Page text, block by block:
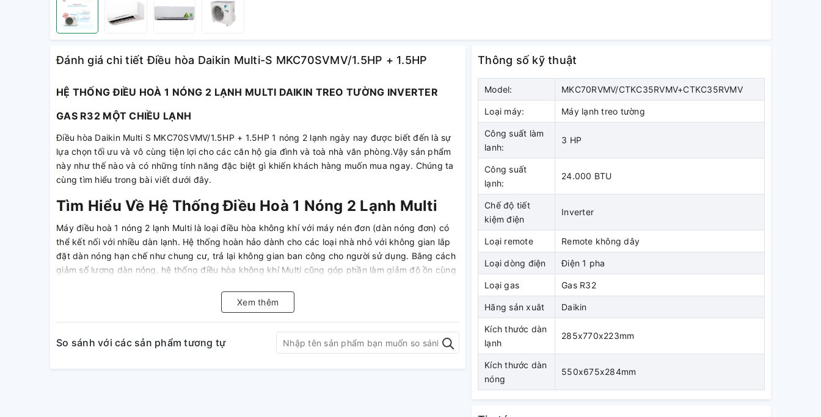
Đánh giá chi tiết Điều hòa Daikin Multi-S MKC70SVMV/1.5HP + 1.5HP
HỆ THỐNG ĐIỀU HOÀ 1 NÓNG 2 LẠNH MULTI DAIKIN TREO TƯỜNG INVERTER
GAS R32 MỘT CHIỀU LẠNH
Điều hòa Daikin Multi S MKC70SVMV/1.5HP + 1.5HP 1 nóng 2 lạnh ngày nay được biết đến là sự
lựa chọn tối ưu và vô cùng tiện lợi cho các căn hộ gia đình và toà nhà văn phòng.Vậy sản phẩm
này như thế nào và có những tính năng đặc biệt gì khiến khách hàng muốn mua ngay. Chúng ta
cùng tìm hiểu trong bài viết dưới đây.
Tìm Hiểu Về Hệ Thống Điều Hoà 1 Nóng 2 Lạnh Multi
Máy điều hoà 1 nóng 2 lạnh Multi là loại điều hòa không khí với máy nén đơn (dàn nóng đơn) có
thể kết nối với nhiều dàn lạnh. Hệ thống hoàn hảo dành cho các loại nhà nhỏ với không gian lắp
đặt dàn nóng hạn chế như chung cư, trả lại không gian ban công cho người sử dụng. Bằng cách
giảm số lượng dàn nóng, hệ thống điều hòa không khí Multi cũng góp phần làm giảm độ ồn cùng
Cùng tìm hiểu về máy điều hoà 1 nóng 2 lạnh multi
Các Tính Năng Đặc Biệt Của Điều Hoà 1 Nóng 2 Lạnh
Xem thêm
So sánh với các sản phẩm tương tự
Thông số kỹ thuật
Model: MKC70RVMV/CTKC35RVMV+CTKC35RVMV
Loại máy: Máy lạnh treo tường
Công suất làm
lanh:
3 HP
Công suất
lạnh:
24.000 BTU
Chế độ tiết
kiệm điện
Inverter
Loại remote Remote không dây
Loại dòng điện Điện 1 pha
Loại gas Gas R32
Hãng sản xuât Daikin
Kích thước dàn
lạnh
285x770x223mm
Kích thước dàn
nóng
550x675x284mm